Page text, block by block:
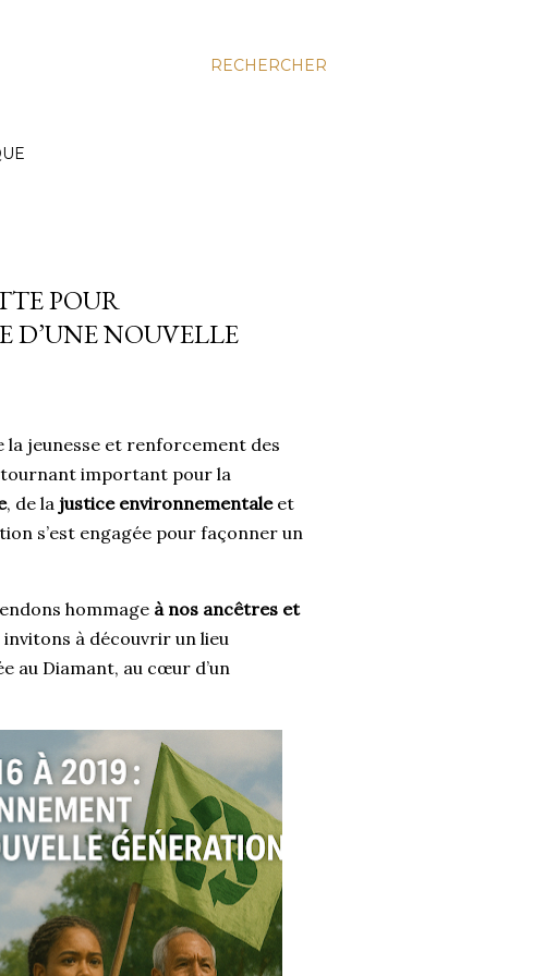
RECHERCHER
POUR
D’UNE NOUVELLE
jeunesse et renforcement des
tournant important pour la
, de la justice environnementaleet
s’est engagée pour façonner un
hommage à nos ancêtres et
invitons à découvrir un lieu
au Diamant, au cœur d’un